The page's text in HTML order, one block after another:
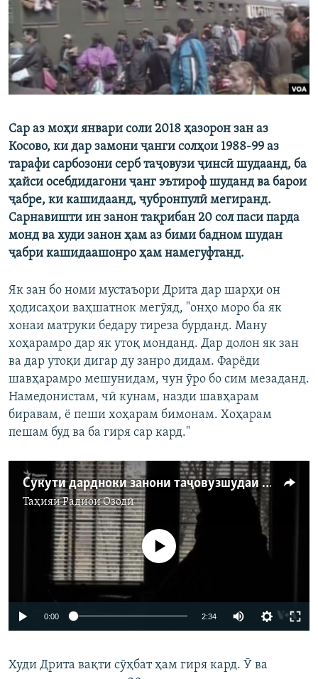
ГУЗОРИШҲОИ РАДИОӢ
Русский
ПАЙГИРӢ КУНЕД
Ҳамаи сомонаҳои RFE/RL
Сар аз моҳи январи соли 2018 ҳазорон зан аз
Косово, ки дар замони ҷанги солҳои 1988-99 аз
тарафи сарбозони серб таҷовузи ҷинсӣ шудаанд, ба
ҳайси осебдидагони ҷанг эътироф шуданд ва барои
ҷабре, ки кашидаанд, ҷубронпулӣ мегиранд.
Сарнавишти ин занон тақрибан 20 сол паси парда
монд ва худи занон ҳам аз бими бадном шудан
ҷабри кашидаашонро ҳам намегуфтанд.
Як зан бо номи мустаъори Дрита дар шарҳи он
ҳодисаҳои ваҳшатнок мегӯяд, "онҳо моро ба як
хонаи матруки бедару тиреза бурданд. Ману
хоҳарамро дар як утоқ монданд. Дар долон як зан
ва дар утоқи дигар ду занро дидам. Фарёди
шавҳарамро мешунидам, чун ӯро бо сим мезаданд.
Намедонистам, чӣ кунам, назди шавҳарам
биравам, ё пеши хоҳарам бимонам. Хоҳарам
пешам буд ва ба гиря сар кард."
Сукути дардноки занони таҷовузшудаи Косово
ТаҳияиРадиои Озодӣ
Феълан кор намекунад
0:00 2:34
Худи Дрита вақти сӯҳбат ҳам гиря кард. Ӯ ва